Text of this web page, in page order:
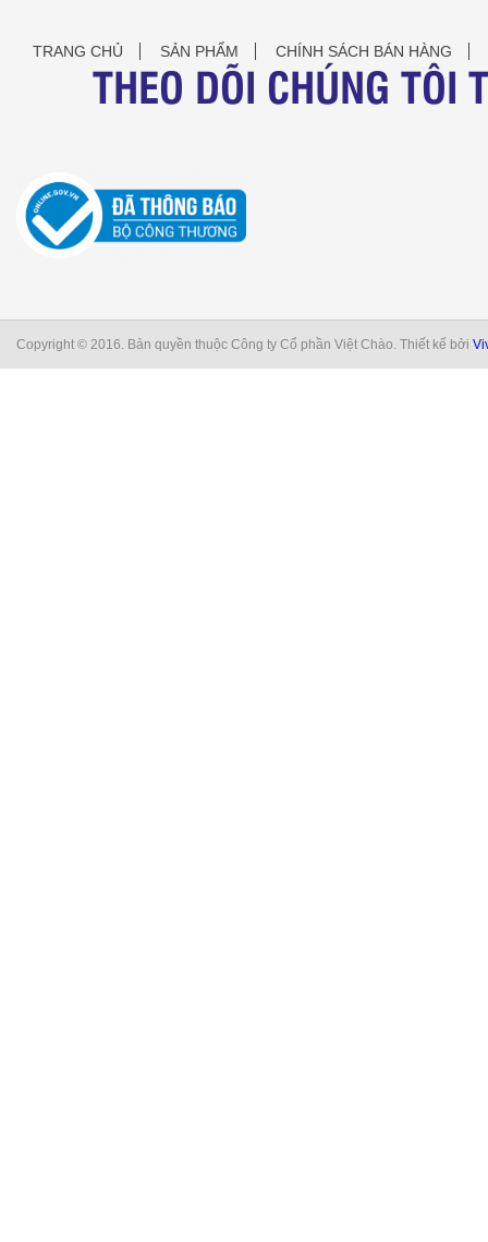
TRANG CHỦ SẢN PHẨM CHÍNH SÁCH BÁN HÀNG
THEO DÕI CHÚNG TÔI
Copyright © 2016. Bản quyền thuộc Công ty Cổ phần Việt Chào. Thiết kế bởi